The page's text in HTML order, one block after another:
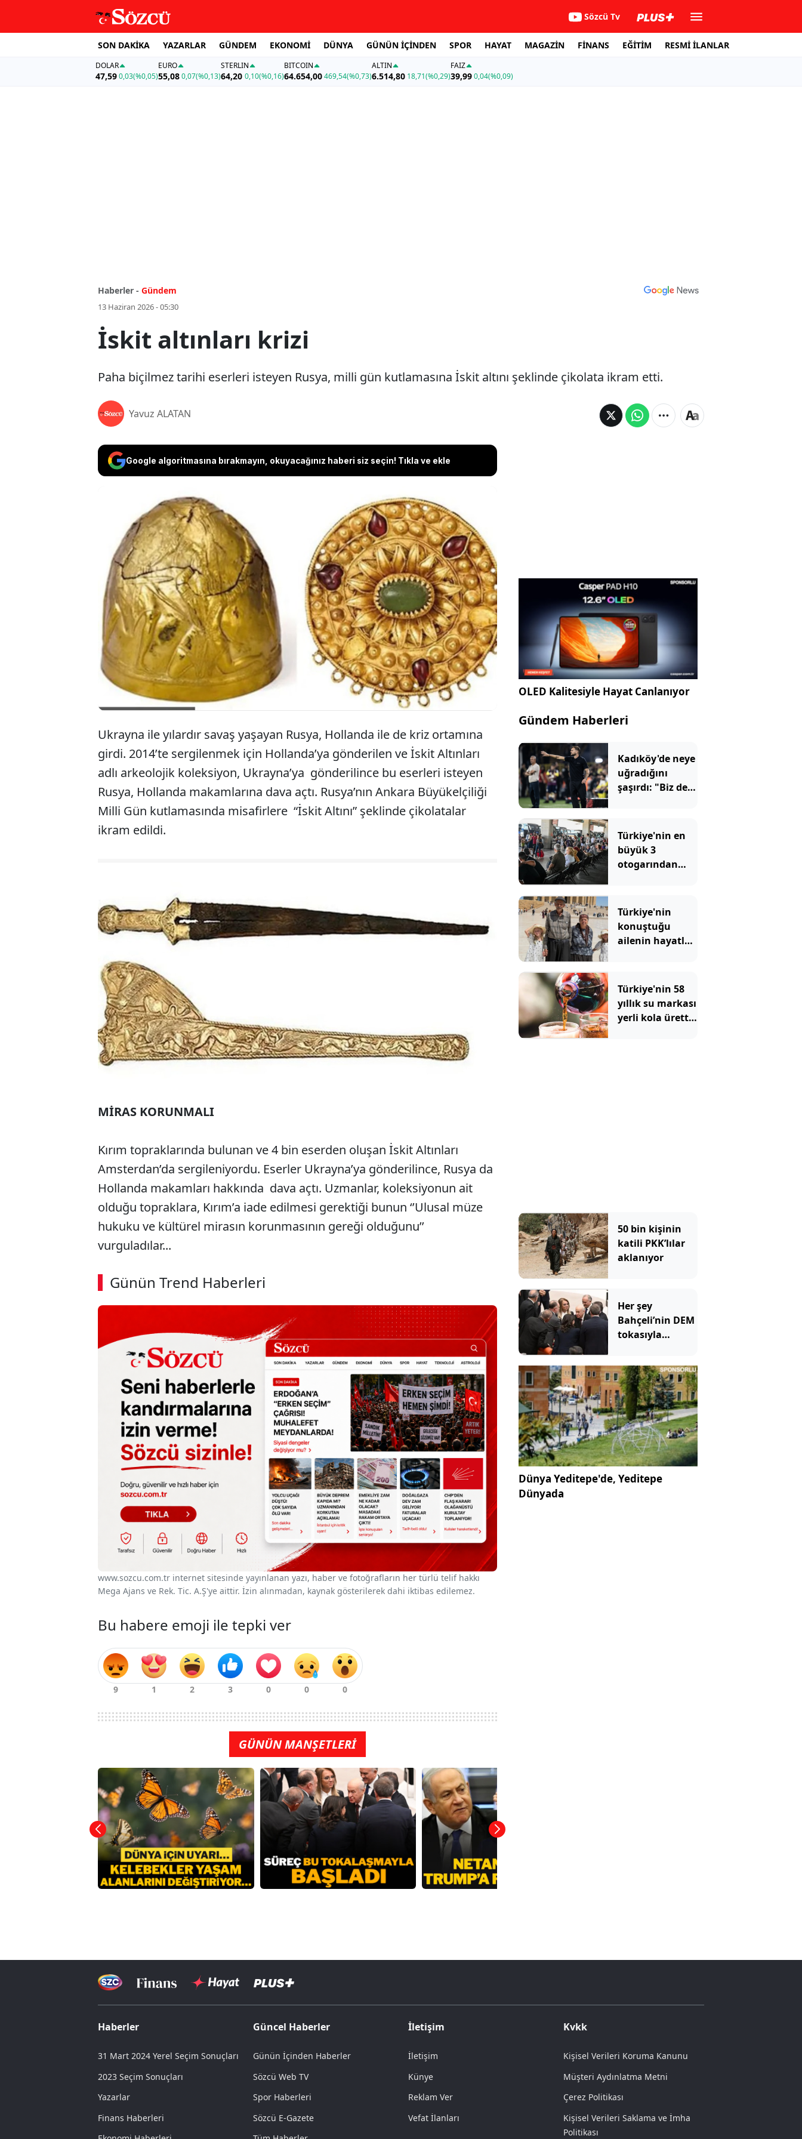
Sözcü Tv
SON DAKİKA YAZARLAR GÜNDEM EKONOMİ DÜNYA GÜNÜN İÇİNDEN SPOR HAYAT MAGAZİN FİNANS EĞİTİM RESMİ İLANLAR
DOLAR
47,590,03(%0,05)
EURO
55,08 0,07(%0,13)
STERLIN
64,20 0,10(%0,16)
BITCOIN
64.654,00469,54(%0,73)
ALTIN
6.514,80 18,71(%0,29)
FAİZ
39,990,04(%0,09)
Haberler - Gündem
13 Haziran 2026 - 05:30
İskit altınları krizi
Paha biçilmez tarihi eserleri isteyen Rusya, milli gün kutlamasına İskit altını şeklinde çikolata ikram etti.
Yavuz ALATAN
Google algoritmasına bırakmayın, okuyacağınız haberi siz seçin! Tıkla ve ekle
Paha biçilmez tarihi eserleri isteyen Rusya, milli
gün kutlamasına İskit altını şeklinde çikolata
ikram etti.
Ukrayna ile yılardır savaş yaşayan Rusya, Hollanda ile de kriz ortamına
girdi. 2014’te sergilenmek için Hollanda’ya gönderilen ve İskit Altınları
adlı arkeolojik koleksiyon, Ukrayna’ya gönderilince bu eserleri isteyen
Rusya, Hollanda makamlarına dava açtı. Rusya’nın Ankara Büyükelçiliği
Milli Gün kutlamasında misafirlere “İskit Altını” şeklinde çikolatalar
ikram edildi.
MİRAS KORUNMALI
Kırım topraklarında bulunan ve 4 bin eserden oluşan İskit Altınları
Amsterdan’da sergileniyordu. Eserler Ukrayna’ya gönderilince, Rusya da
Hollanda makamları hakkında dava açtı. Uzmanlar, koleksiyonun ait
olduğu topraklara, Kırım’a iade edilmesi gerektiği bunun ‘’Ulusal müze
hukuku ve kültürel mirasın korunmasının gereği olduğunu’’
vurguladılar...
Günün Trend Haberleri
www.sozcu.com.tr internet sitesinde yayınlanan yazı, haber ve fotoğrafların her türlü telif hakkı
Mega Ajans ve Rek. Tic. A.Ş'ye aittir. İzin alınmadan, kaynak gösterilerek dahi iktibas edilemez.
Bu habere emoji ile tepki ver
GÜNÜN MANŞETLERİ
OLED Kalitesiyle Hayat Canlanıyor
Gündem Haberleri
Kadıköy'de neye
uğradığını
şaşırdı: "Biz de
Türkiye'nin en
büyük 3
otogarından
Türkiye'nin
konuştuğu
ailenin hayatları
Türkiye'nin 58
yıllık su markası
yerli kola üretti:
50 bin kişinin
katili PKK’lılar
aklanıyor
Her şey
Bahçeli’nin DEM
tokasıyla
Dünya Yeditepe'de, Yeditepe
Dünyada
Haberler
31 Mart 2024 Yerel Seçim Sonuçları
2023 Seçim Sonuçları
Yazarlar
Finans Haberleri
Güncel Haberler
Günün İçinden Haberler
Sözcü Web TV
Spor Haberleri
Sözcü E-Gazete
İletişim
İletişim
Künye
Reklam Ver
Vefat İlanları
Kvkk
Kişisel Verileri Koruma Kanunu
Müşteri Aydınlatma Metni
Çerez Politikası
Kişisel Verileri Saklama ve İmha
Politikası